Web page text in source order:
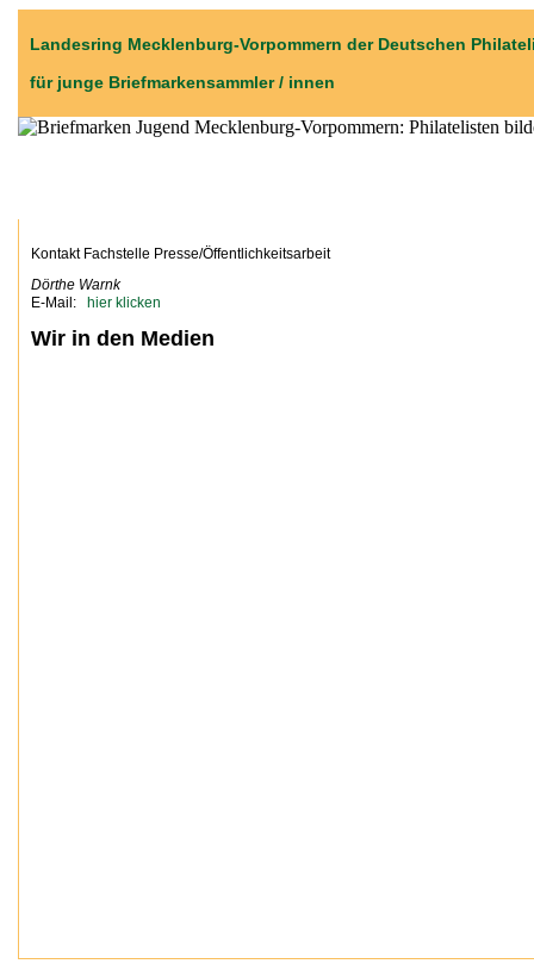
Landesring Mecklenburg-Vorpommern der Deutschen
für junge Briefmarkensammler / innen
Kontakt Fachstelle Presse/Öffentlichkeitsarbeit
Dörthe Warnk
E-Mail:
Wir in den Medien